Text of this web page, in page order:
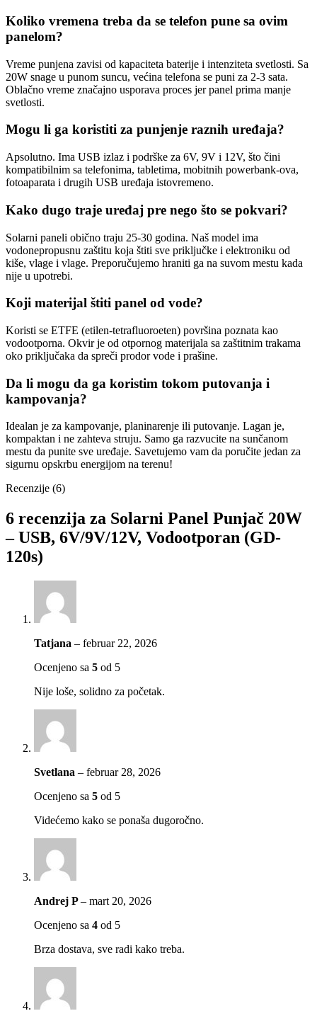
Koliko vremena treba da se telefon pune sa ovim
panelom?
Vreme punjena zavisi od kapaciteta baterije i intenziteta svetlosti. Sa
20W snage u punom suncu, većina telefona se puni za 2-3 sata.
Oblačno vreme značajno usporava proces jer panel prima manje
svetlosti.
Mogu li ga koristiti za punjenje raznih uređaja?
Apsolutno. Ima USB izlaz i podrške za 6V, 9V i 12V, što čini
kompatibilnim sa telefonima, tabletima, mobitnih powerbank-ova,
fotoaparata i drugih USB uređaja istovremeno.
Kako dugo traje uređaj pre nego što se pokvari?
Solarni paneli obično traju 25-30 godina. Naš model ima
vodonepropusnu zaštitu koja štiti sve priključke i elektroniku od
kiše, vlage i vlage. Preporučujemo hraniti ga na suvom mestu kada
nije u upotrebi.
Koji materijal štiti panel od vode?
Koristi se ETFE (etilen-tetrafluoroeten) površina poznata kao
vodootporna. Okvir je od otpornog materijala sa zaštitnim trakama
oko priključaka da spreči prodor vode i prašine.
Da li mogu da ga koristim tokom putovanja i
kampovanja?
Idealan je za kampovanje, planinarenje ili putovanje. Lagan je,
kompaktan i ne zahteva struju. Samo ga razvucite na sunčanom
mestu da punite sve uređaje. Savetujemo vam da poručite jedan za
sigurnu opskrbu energijom na terenu!
Recenzije (6)
6 recenzija za Solarni Panel Punjač 20W
– USB, 6V/9V/12V, Vodootporan (GD-
120s)
Tatjana – februar 22, 2026
Ocenjeno sa 5 od 5
Nije loše, solidno za početak.
Svetlana – februar 28, 2026
Ocenjeno sa 5 od 5
Videćemo kako se ponaša dugoročno.
Andrej P– mart 20, 2026
Ocenjeno sa 4 od 5
Brza dostava, sve radi kako treba.